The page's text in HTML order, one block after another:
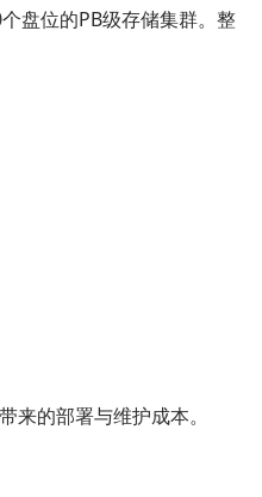
盘位的PB级存储集群。整
的部署与维护成本。